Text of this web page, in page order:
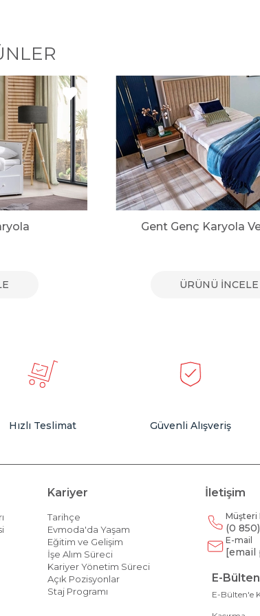
Gent Genç Karyola
ÜRÜNÜ İNCELE
Hızlı Teslimat Güvenli Alışveriş
Kariyer
Tarihçe
Evmoda'da Yaşam
Eğitim ve Gelişim
İşe Alım Süreci
Kariyer Yönetim Süreci
Açık Pozisyonlar
Staj Programı
İletişim
Müşteri
(0
E-mail
[email
E-Bülten
E-Bülten'e